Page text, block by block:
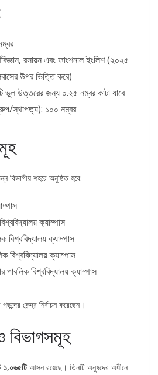
রসায়ন এবং ফাংশনাল ইংলিশ (২০২৫
উপর ভিত্তি করে)
ভুল উত্তরের জন্য ০.২৫ নম্বর কাটা যাবে
স্থাপত্য): ১০০ নম্বর
বিভাগীয় শহরে অনুষ্ঠিত হবে:
ক্যাম্পাস
বিশ্ববিদ্যালয় ক্যাম্পাস
বিশ্ববিদ্যালয় ক্যাম্পাস
পাবলিক বিশ্ববিদ্যালয় ক্যাম্পাস
কেন্দ্র নির্বাচন করেছেন।
১,০৬৫টিআসন রয়েছে। তিনটি অনুষদের অধীনে